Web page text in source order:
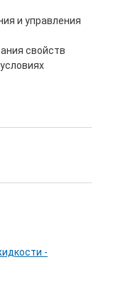
и управления
свойств